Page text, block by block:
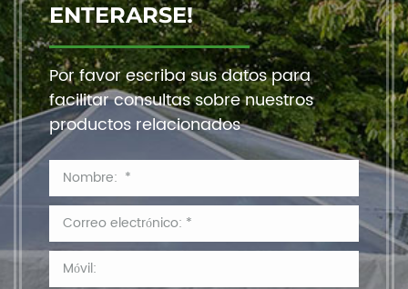
ENTERARSE!
Por favor escriba sus datos para
facilitar consultas sobre nuestros
productos relacionados